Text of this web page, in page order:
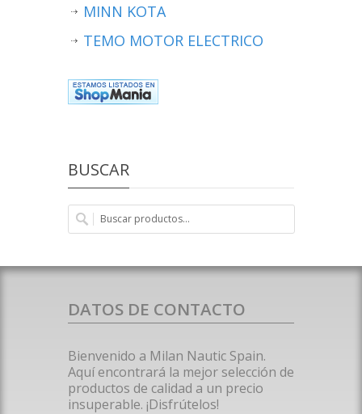
MINN KOTA
TEMO MOTOR ELECTRICO
BUSCAR
DATOS DE CONTACTO
Bienvenido a Milan Nautic Spain.
Aquí encontrará la mejor selección de
productos de calidad a un precio
insuperable. ¡Disfrútelos!